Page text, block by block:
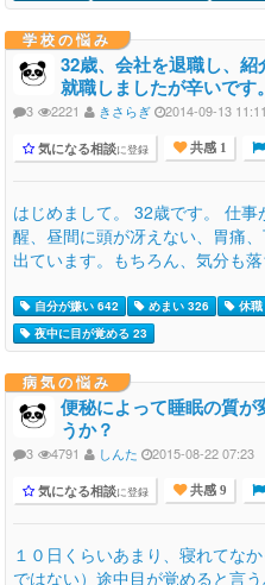
学校の悩み
32歳、会社を退職し、
就職しましたが辛いです。
3 2221 きさらぎ 2014-09-13 11:11
気になる相談に登録 共感 1
はじめまして。 32歳です。 仕
醒、昼間に頭が冴えない、胃痛
出ています。もちろん、気分も
自分が嫌い 642 めまい 326 休
夜中に目が覚める 23
病気の悩み
便秘によって睡眠の質
うか？
3 4791 しんた 2015-08-22 07:23
気になる相談に登録 共感 9
１０日くらいあまり、寝れてな
ではない）途中目が覚めると言